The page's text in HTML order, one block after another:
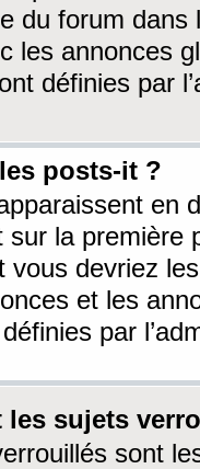
du forum dans
les annonces
définies par
posts-it ?
en
sur la première
vous devriez
et les
par
les sujets
sont